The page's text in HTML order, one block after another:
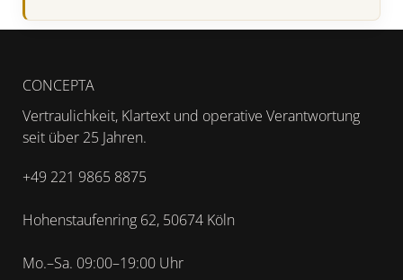
CONCEPTA
Vertraulichkeit, Klartext und operative Verantwortung
seit über 25 Jahren.
+49 221 9865 8875
Hohenstaufenring 62, 50674 Köln
Mo.–Sa. 09:00–19:00 Uhr